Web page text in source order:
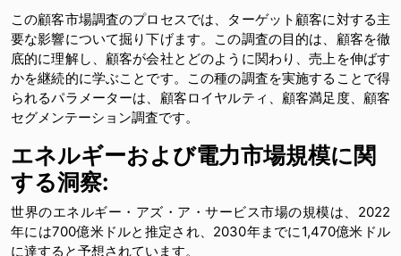
この顧客市場調査のプロセスでは、ターゲット顧客に対する主
要な影響について掘り下げます。この調査の目的は、顧客を徹
底的に理解し、顧客が会社とどのように関わり、売上を伸ばす
かを継続的に学ぶことです。この種の調査を実施することで得
られるパラメーターは、顧客ロイヤルティ、顧客満足度、顧客
セグメンテーション調査です。
エネルギーおよび電力市場規模に関
する洞察:
世界のエネルギー・アズ・ア・サービス市場の規模は、2022
年には700億米ドルと推定され、2030年までに1,470億米ドル
に達すると予想されています。